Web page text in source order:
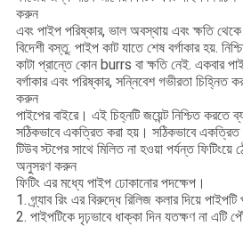
করুন
এবং পাইপ পরিষ্কার, ভাল অবস্থায় এবং ক্ষতি
বিদেশী বস্তু. পাইপ কাট যাতে শেষ বর্গাকার হয়.
কাটা প্রান্তে কোন burrs বা ক্ষতি নেই. একবার
বর্গাকার এবং পরিষ্কার, সন্নিবেশ গভীরতা চিহ্নিত
করুন
পাইপের বাইরে। এই চিহ্নটি জয়েন্ট নিশ্চিত করতে
সঠিকভাবে একত্রিত করা হয়। সঠিকভাবে
টিউব স্টপের সাথে মিলিত না হওয়া পর্যন্ত
অনুসরণ করুন
ফিটিং এর মধ্যে পাইপ ঢোকানোর পদক্ষেপ।
1. গ্র্যাব রিং এর বিরুদ্ধে রিলিজ কলার দিয়ে
2. পাইপটিকে দৃঢ়ভাবে ধাক্কা দিন যতক্ষণ না এটি